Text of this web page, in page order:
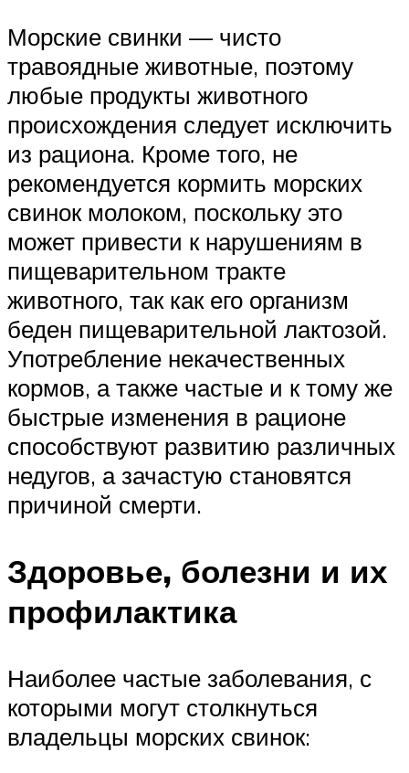
Морские свинки — чисто
травоядные животные, поэтому
любые продукты животного
происхождения следует исключить
из рациона. Кроме того, не
рекомендуется кормить морских
свинок молоком, поскольку это
может привести к нарушениям в
пищеварительном тракте
животного, так как его организм
беден пищеварительной лактозой.
Употребление некачественных
кормов, а также частые и к тому же
быстрые изменения в рационе
способствуют развитию различных
недугов, а зачастую становятся
причиной смерти.
Здоровье, болезни и их
профилактика
Наиболее частые заболевания, с
которыми могут столкнуться
владельцы морских свинок: